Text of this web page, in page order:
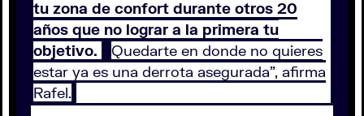
tu zona de confort durante otros 20
años que no lograr a la primera tu
objetivo.
Quedarte en donde no quieres
estar ya es una derrota asegurada”, afirma
Rafel.